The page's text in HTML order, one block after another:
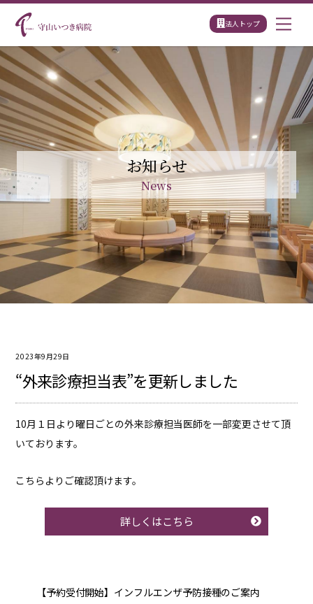
content
法人トップ
お知らせ
News
2023年9月29日
“外来診療担当表”を更新しました
10月１日より曜日ごとの外来診療担当医師を一部変更させて頂
いております。
こちらよりご確認頂けます。
詳しくはこちら
【予約受付開始】インフルエンザ予防接種のご案内